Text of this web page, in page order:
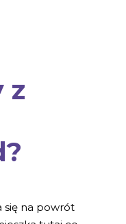
z
się na powrót